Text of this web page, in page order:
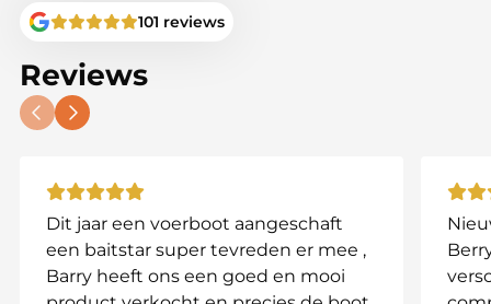
Realtime afstandsweergave
HOME naar de geselecteerde stek
altijd precies weet waar je voerboot zich
bevindt.
interferentie met GPS- of fishfinder-apparatuur.
Hoe werkt de upgrade?
Deze upgrade vervangt de bestaande
101 reviews
Reviews
Dit jaar een voerboot aangeschaft
een baitstar super tevreden er mee ,
Barry heeft ons een goed en mooi